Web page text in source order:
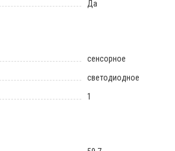
Да
сенсорное
светодиодное
1